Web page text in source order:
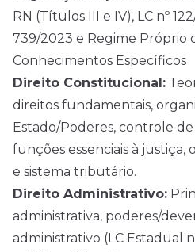
RN (Títulos III e IV), LC nº
739/2023 e Regime Próprio
Conhecimentos Específicos
Direito Constitucional:
direitos fundamentais,
Estado/Poderes, controle
funções essenciais à justiça,
e sistema tributário.
Direito Administrativo:
administrativa, poderes/
administrativo (LC Estadual